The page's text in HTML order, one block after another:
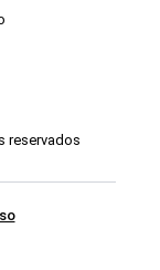
reservados